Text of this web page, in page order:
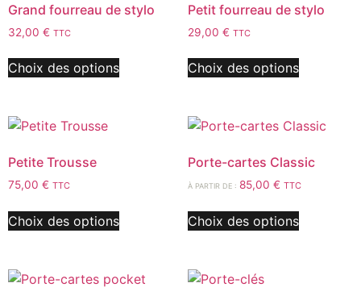
Grand fourreau de stylo
32,00 € TTC
Choix des options
Petit fourreau de stylo
29,00 € TTC
Choix des options
Petite Trousse
75,00 € TTC
Choix des options
Porte-cartes Classic
À PARTIR DE : 85,00 € TTC
Choix des options